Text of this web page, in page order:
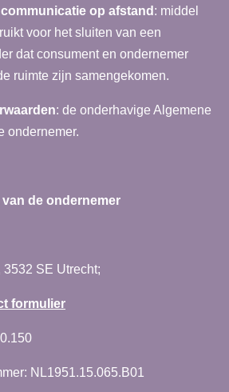
op afstand : middel
voor het sluiten van een
dat consument en ondernemer
ruimte zijn samengekomen.
: de onderhavige Algemene
ondernemer.
de ondernemer
SE Utrecht;
formulier
NL1951.15.065.B01